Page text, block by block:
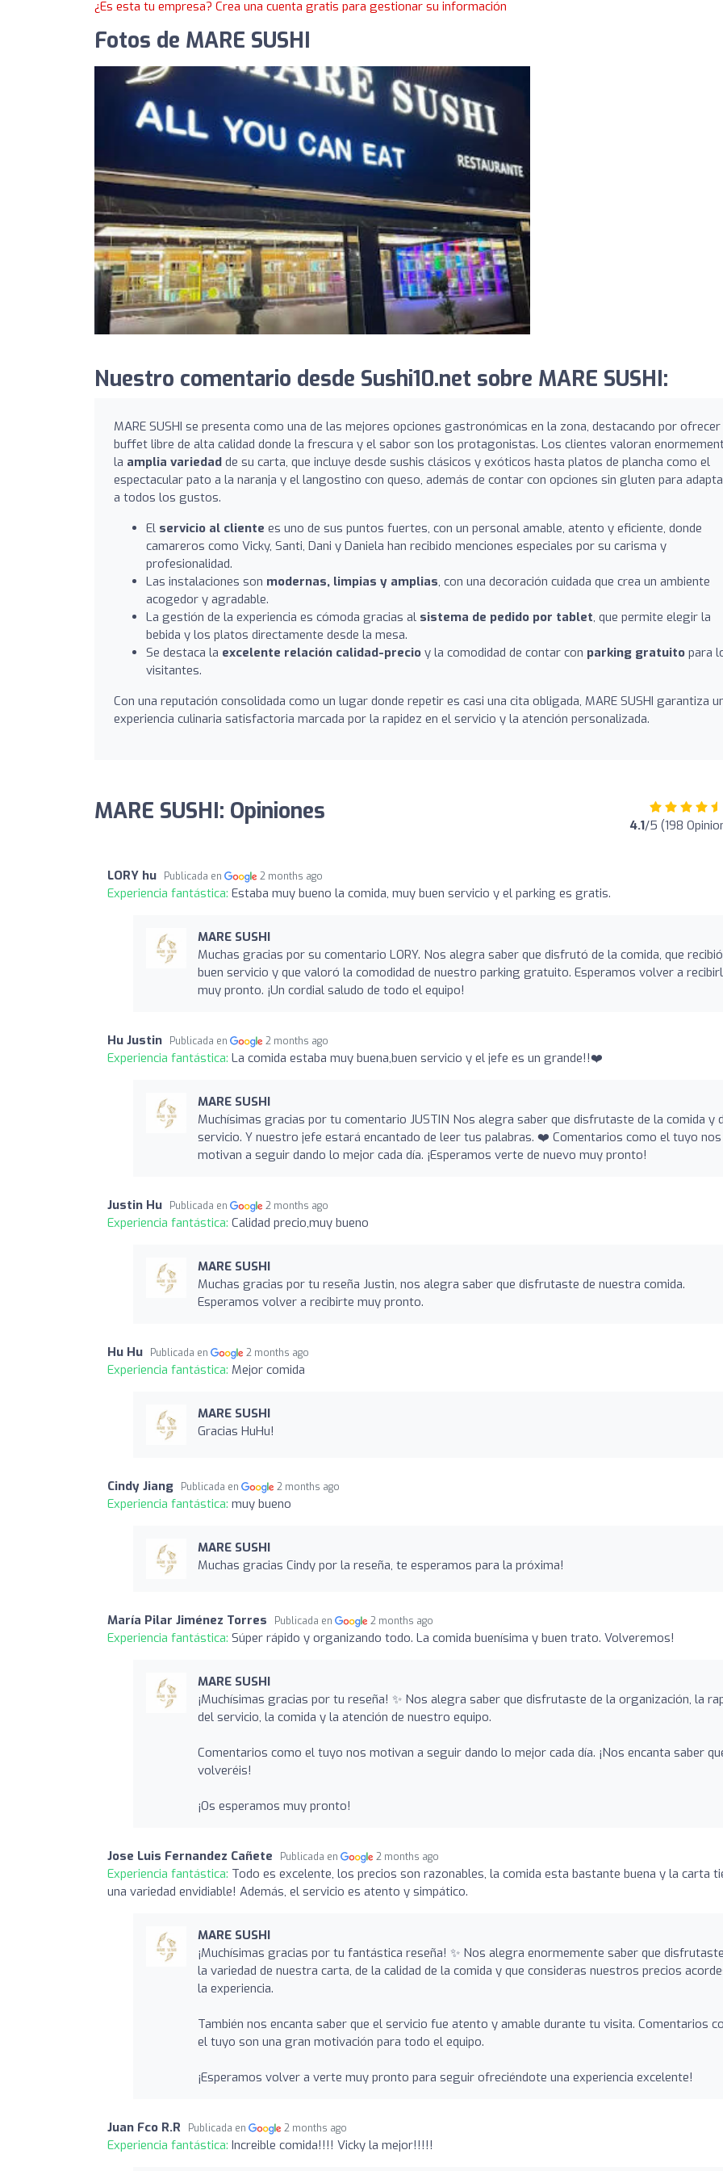
¿Es esta tu empresa? Crea una cuenta gratis para gestionar su información
Fotos de MARE SUSHI
Nuestro comentario desde Sushi10.net sobre MARE SUSHI:
MARE SUSHI se presenta como una de las mejores opciones gastronómicas en la zona, destacando por ofrecer
buffet libre de alta calidad donde la frescura y el sabor son los protagonistas. Los clientes valoran
la amplia variedad de su carta, que incluye desde sushis clásicos y exóticos hasta platos de plancha como el
espectacular pato a la naranja y el langostino con queso, además de contar con opciones sin gluten para
a todos los gustos.
El servicio al cliente es uno de sus puntos fuertes, con un personal amable, atento y eficiente, donde
camareros como Vicky, Santi, Dani y Daniela han recibido menciones especiales por su carisma y
profesionalidad.
Las instalaciones son modernas, limpias y amplias, con una decoración cuidada que crea un ambiente
acogedor y agradable.
La gestión de la experiencia es cómoda gracias al sistema de pedido por tablet, que permite elegir la
bebida y los platos directamente desde la mesa.
Se destaca la excelente relación calidad-precio y la comodidad de contar con parking gratuito para
visitantes.
Con una reputación consolidada como un lugar donde repetir es casi una cita obligada, MARE SUSHI garantiza
experiencia culinaria satisfactoria marcada por la rapidez en el servicio y la atención personalizada.
MARE SUSHI: Opiniones 4.1/5 (198
LORY hu Publicada en 2 months ago
Experiencia fantástica: Estaba muy bueno la comida, muy buen servicio y el parking es gratis.
MARE SUSHI
Muchas gracias por su comentario LORY. Nos alegra saber que disfrutó de la comida, que
buen servicio y que valoró la comodidad de nuestro parking gratuito. Esperamos volver a
muy pronto. ¡Un cordial saludo de todo el equipo!
Hu Justin Publicada en 2 months ago
Experiencia fantástica: La comida estaba muy buena,buen servicio y el jefe es un grande!!❤️
MARE SUSHI
Muchísimas gracias por tu comentario JUSTIN Nos alegra saber que disfrutaste de la comida y
servicio. Y nuestro jefe estará encantado de leer tus palabras. ❤️ Comentarios como el tuyo nos
motivan a seguir dando lo mejor cada día. ¡Esperamos verte de nuevo muy pronto!
Justin Hu Publicada en 2 months ago
Experiencia fantástica: Calidad precio,muy bueno
MARE SUSHI
Muchas gracias por tu reseña Justin, nos alegra saber que disfrutaste de nuestra comida.
Esperamos volver a recibirte muy pronto.
Hu Hu Publicada en 2 months ago
Experiencia fantástica: Mejor comida
MARE SUSHI
Gracias HuHu!
Cindy Jiang Publicada en 2 months ago
Experiencia fantástica: muy bueno
MARE SUSHI
Muchas gracias Cindy por la reseña, te esperamos para la próxima!
María Pilar Jiménez Torres Publicada en 2 months ago
Experiencia fantástica: Súper rápido y organizando todo. La comida buenísima y buen trato. Volveremos!
MARE SUSHI
¡Muchísimas gracias por tu reseña! ✨ Nos alegra saber que disfrutaste de la organización, la
del servicio, la comida y la atención de nuestro equipo.
Comentarios como el tuyo nos motivan a seguir dando lo mejor cada día. ¡Nos encanta saber
volveréis!
¡Os esperamos muy pronto!
Jose Luis Fernandez Cañete Publicada en 2 months ago
Experiencia fantástica: Todo es excelente, los precios son razonables, la comida esta bastante buena y la carta
una variedad envidiable! Además, el servicio es atento y simpático.
MARE SUSHI
¡Muchísimas gracias por tu fantástica reseña! ✨ Nos alegra enormemente saber que
la variedad de nuestra carta, de la calidad de la comida y que consideras nuestros precios
la experiencia.
También nos encanta saber que el servicio fue atento y amable durante tu visita. Comentarios
el tuyo son una gran motivación para todo el equipo.
¡Esperamos volver a verte muy pronto para seguir ofreciéndote una experiencia excelente!
Juan Fco R.R Publicada en 2 months ago
Experiencia fantástica: Increible comida!!!! Vicky la mejor!!!!!